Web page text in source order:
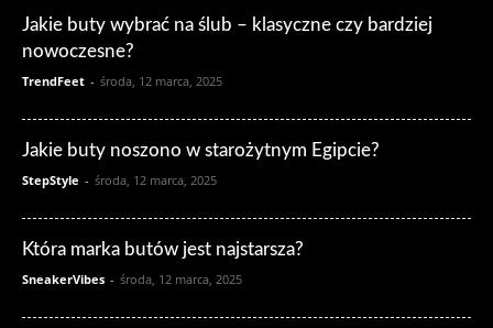
Jakie buty wybrać na ślub – klasyczne czy bardziej
nowoczesne?
TrendFeet - środa, 12 marca, 2025
Jakie buty noszono w starożytnym Egipcie?
StepStyle - środa, 12 marca, 2025
Która marka butów jest najstarsza?
SneakerVibes - środa, 12 marca, 2025